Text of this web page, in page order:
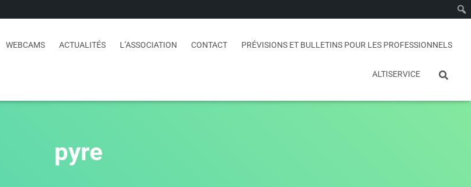
WEBCAMS ACTUALITÉS L’ASSOCIATION CONTACT PRÉVISIONS ET BULLETINS POUR LES PROFESSIONNELS
ALTISERVICE
pyre